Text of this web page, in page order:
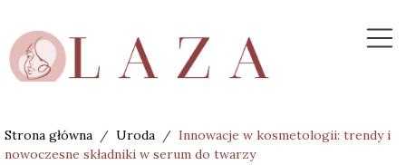
Strona główna / Uroda / Innowacje w kosmetologii: trendy i
nowoczesne składniki w serum do twarzy